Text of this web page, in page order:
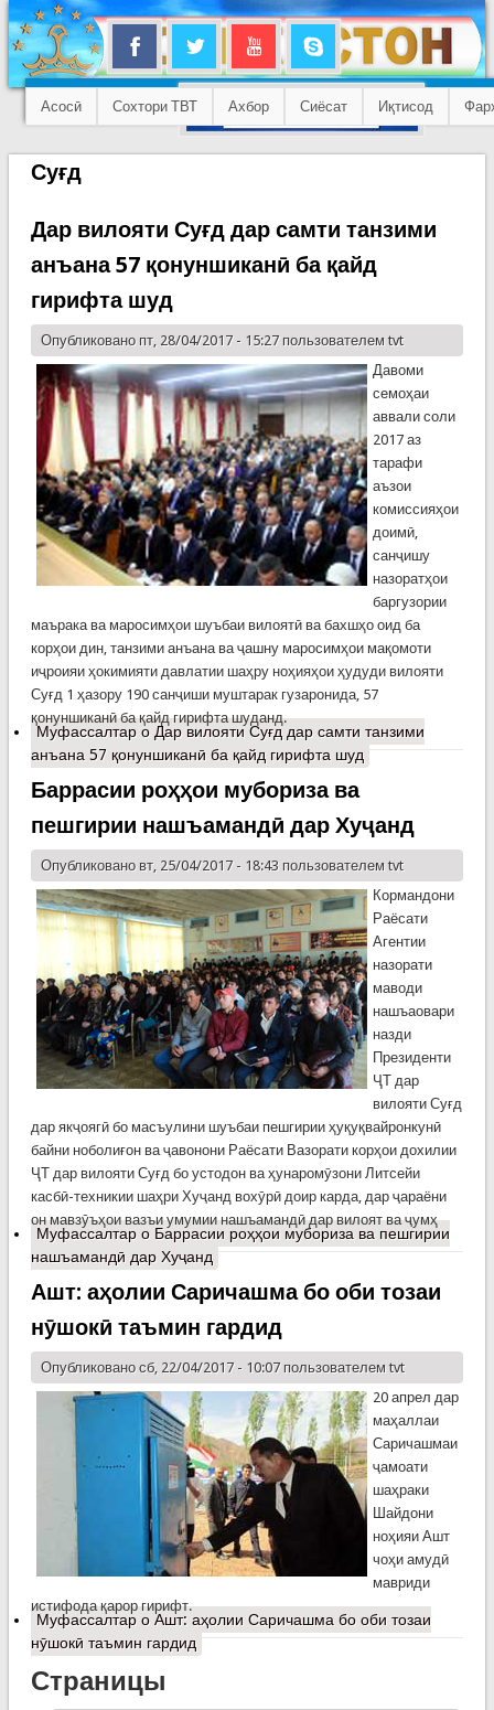
Асосӣ Сохтори ТВТ Ахбор Сиёсат Иқтисод
Суғд
Дар вилояти Суғд дар самти танзими
анъана 57 қонуншиканӣ ба қайд
гирифта шуд
Опубликовано пт, 28/04/2017 - 15:27 пользователем tvt
Давоми
семоҳаи
аввали соли
2017 аз
тарафи
аъзои
комиссияҳои
доимӣ,
санҷишу
назоратҳои
баргузории
маърака ва маросимҳои шуъбаи вилоятӣ ва бахшҳо оид ба
корҳои дин, танзими анъана ва ҷашну маросимҳои мақомоти
иҷроияи ҳокимияти давлатии шаҳру ноҳияҳои ҳудуди вилояти
Суғд 1 ҳазору 190 санҷиши муштарак гузаронида, 57
қонуншиканӣ ба қайд гирифта шуданд.
Муфассалтаро Дар вилояти Суғд дар самти танзими
анъана 57 қонуншиканӣ ба қайд гирифта шуд
Баррасии роҳҳои мубориза ва
пешгирии нашъамандӣ дар Хуҷанд
Опубликовано вт, 25/04/2017 - 18:43 пользователем tvt
Кормандони
Раёсати
Агентии
назорати
маводи
нашъаовари
назди
Президенти
ҶТ дар
вилояти Суғд
дар якҷоягӣ бо масъулини шуъбаи пешгирии ҳуқуқвайронкунӣ
байни ноболиғон ва ҷавонони Раёсати Вазорати корҳои дохилии
ҶТ дар вилояти Суғд бо устодон ва ҳунаромӯзони Литсейи
касбӣ-техникии шаҳри Хуҷанд вохӯрӣ доир карда, дар ҷараёни
он мавзӯъҳои вазъи умумии нашъамандӣ дар вилоят ва ҷумҳ
Муфассалтаро Баррасии роҳҳои мубориза ва пешгирии
нашъамандӣ дар Хуҷанд
Ашт: аҳолии Саричашма бо оби тозаи
нӯшокӣ таъмин гардид
Опубликовано сб, 22/04/2017 - 10:07 пользователем tvt
20 апрел дар
маҳаллаи
Саричашмаи
ҷамоати
шаҳраки
Шайдони
ноҳияи Ашт
чоҳи амудӣ
мавриди
истифода қарор гирифт.
Муфассалтаро Ашт: аҳолии Саричашма бо оби тозаи
нӯшокӣ таъмин гардид
Страницы